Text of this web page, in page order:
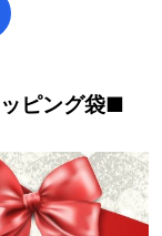
ピング袋■